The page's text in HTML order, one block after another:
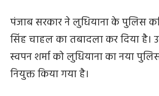
पंजाब सरकार ने लुधियाना के पुलिस
सिंह चाहल का तबादला कर दिया
स्वपन शर्मा को लुधियाना का नया
नियुक्त किया गया है।